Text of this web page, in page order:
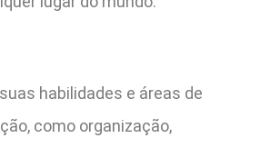
habilidades e áreas de
como organização,